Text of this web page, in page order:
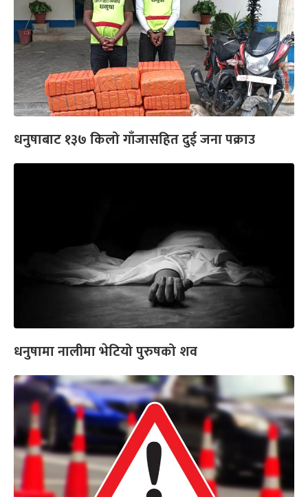
धनुषाबाट १३७ किलो गाँजासहित दुई जना पक्राउ
धनुषामा नालीमा भेटियो पुरुषको शव